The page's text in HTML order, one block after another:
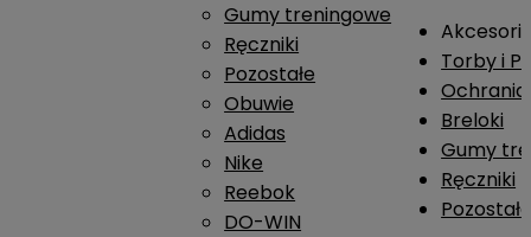
Gumy treningowe
Ręczniki
Pozostałe
Obuwie
Adidas
Nike
Reebok
DO-WIN
Torby i
Breloki
Gumy
Ręczniki